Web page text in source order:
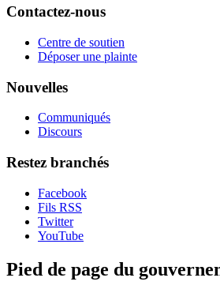
Contactez-nous
Centre de soutien
Déposer une plainte
Nouvelles
Communiqués
Discours
Restez branchés
Facebook
Fils RSS
Twitter
YouTube
Pied de page du